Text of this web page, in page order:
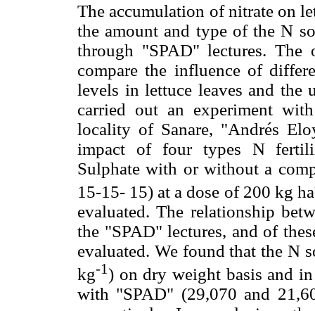
The accumulation of nitrate on
the amount and type of the N
through "SPAD" lectures. The
compare the influence of
levels in lettuce leaves and the
carried out an experiment
locality of Sanare, "Andrés
impact of four types N
Sulphate with or without a
15-15- 15) at a dose of 200 kg ha
evaluated. The relationship
the "SPAD" lectures, and of
evaluated. We found that the N
kg-1) on dry weight basis and
with "SPAD" (29,070 and